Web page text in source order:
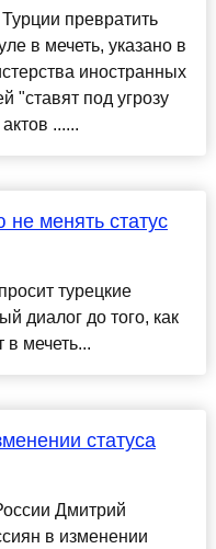
превратить
в мечеть, указано в
иностранных
"ставят под угрозу
......
менять статус
турецкие
диалог до того, как
в мечеть...
статуса
Дмитрий
в изменении